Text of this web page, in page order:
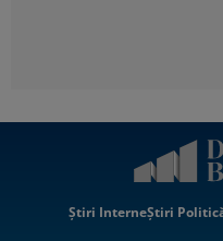
Știri InterneȘtiri